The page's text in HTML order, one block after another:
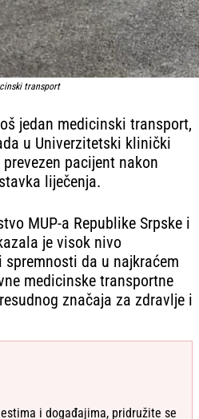
transport
jedan medicinski transport,
u Univerzitetski klinički
pacijent nakon
liječenja.
MUP-a Republike Srpske i
je visok nivo
da u najkraćem
medicinske transportne
značaja za zdravlje i
i događajima, pridružite se